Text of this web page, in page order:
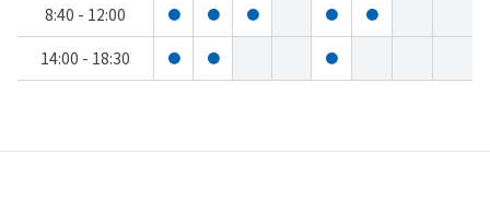
8:40 - 12:00
● ● ● ● ●
14:00 - 18:30 ● ● ●